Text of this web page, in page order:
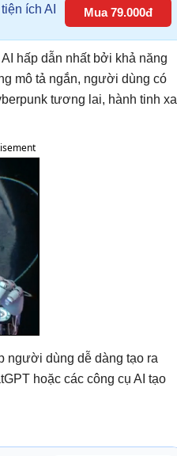
ích AI Mua 79.000đ
hấp dẫn nhất bởi khả năng
mô tả ngắn, người dùng có
tương lai, hành tinh xa
người dùng dễ dàng tạo ra
hoặc các công cụ AI tạo